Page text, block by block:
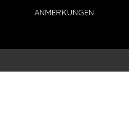
ANMERKUNGEN